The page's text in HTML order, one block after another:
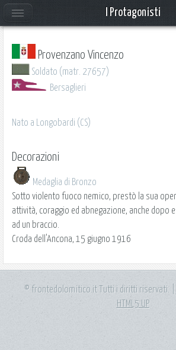
Provenzano Vincenzo
Soldato (matr. 27657)
Bersaglieri
Nato a Longobardi (CS)
Decorazioni
Medaglia di Bronzo
Sotto violento fuoco nemico, prestò la sua
attività, coraggio ed abnegazione, anche dopo
ad un braccio.
Croda dell'Ancona, 15 giugno 1916
© frontedolomitico.it Tutti i diritti riservati. |
HTML5 UP
I Protagonisti